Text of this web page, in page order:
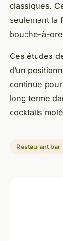
classiques.
seulement la
bouche-à-
Ces études
d’un
continue
long terme
cocktails
Restaurant bar